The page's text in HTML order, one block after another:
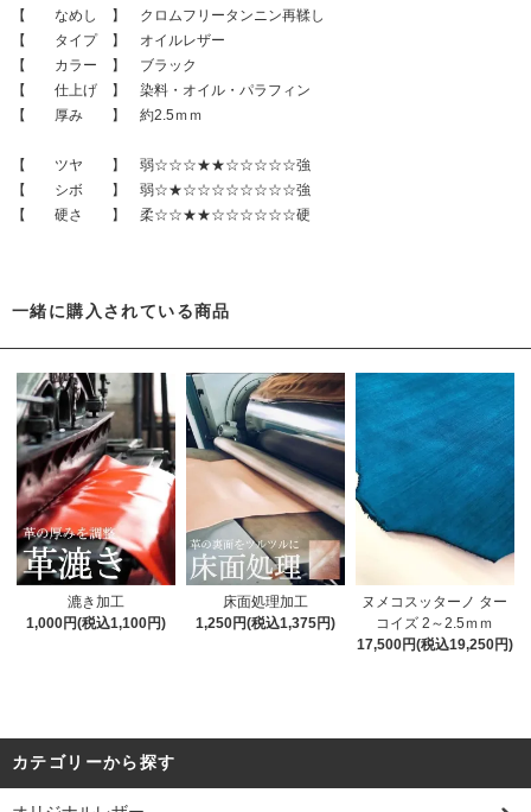
【 なめし 】 クロムフリータンニン再鞣し
【 タイプ 】 オイルレザー
【 カラー 】 ブラック
【 仕上げ 】 染料・オイル・パラフィン
【 厚み 】 約2.5ｍｍ
【 ツヤ 】 弱☆☆☆★★☆☆☆☆☆強
【 シボ 】 弱☆★☆☆☆☆☆☆☆☆強
【 硬さ 】 柔☆☆★★☆☆☆☆☆☆硬
一緒に購入されている商品
漉き加工
1,000円(税込1,100円)
床面処理加工
1,250円(税込1,375円)
ヌメコスッターノ ター
コイズ 2～2.5ｍｍ
17,500円(税込19,250円)
カテゴリーから探す